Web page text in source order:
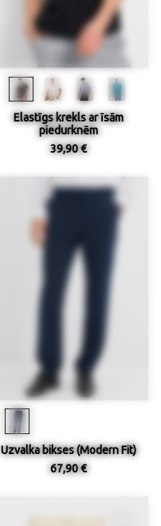
Elastīgs krekls ar īsām
piedurknēm
39,90 €
Uzvalka bikses (Modern Fit)
67,90 €